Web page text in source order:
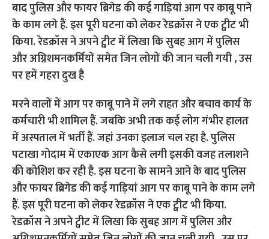
मरने वालों में आग पर काबू पाने में लगे राहत और बचाव कार्य के
कर्मचारी भी शामिल हैं. जबकि अभी तक कई लोग गंभीर हालत
में अस्पताल में भर्ती हैं. जहां उनका इलाज चल रहा है. पुलिस
पटाखा गोदाम में एकाएक आग कैसे लगी इसकी वजह तलाशने
की कोशिश कर रही है. इस घटना के सामने आने के बाद पुलिस
और फायर ब्रिगेड की कई गाड़ियां आग पर काबू पाने के काम लगे
हैं. इस पूरी घटना को लेकर रेडक्रॉस ने एक ट्वीट भी किया.
रेडक्रॉस ने अपने ट्वीट में लिखा कि सुबह आग में पुलिस और